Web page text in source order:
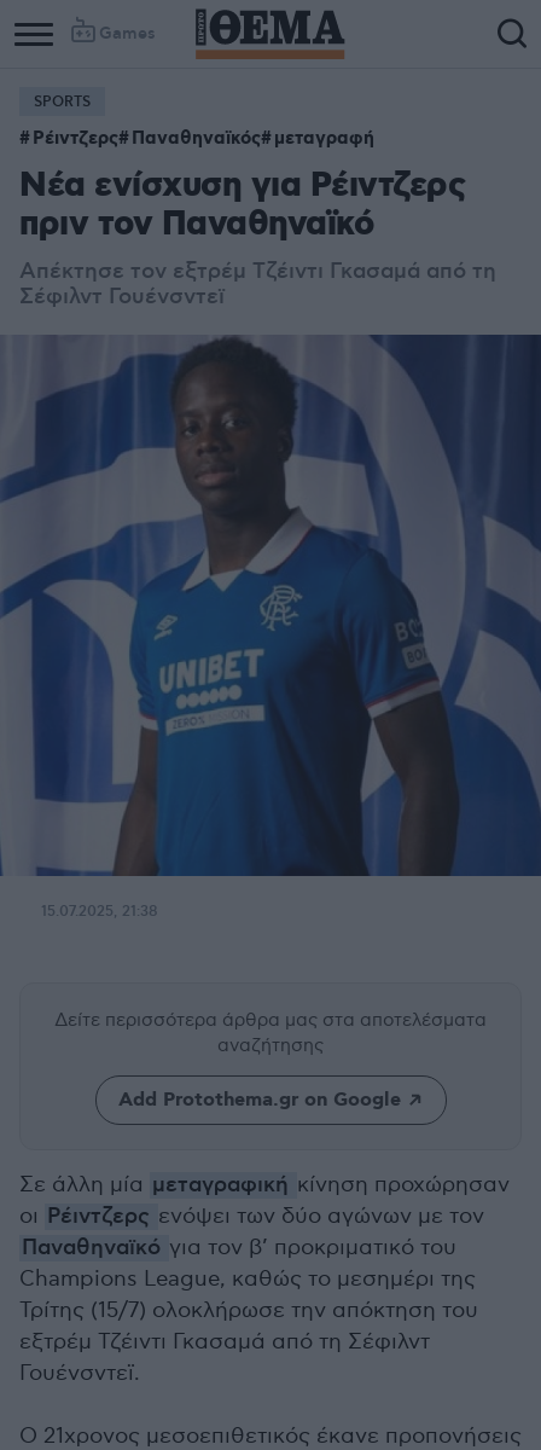
Games
SPORTS
Ρέιντζερς Παναθηναϊκός μεταγραφή
Νέα ενίσχυση για Ρέιντζερς
πριν τον Παναθηναϊκό
Απέκτησε τον εξτρέμ Τζέιντι Γκασαμά από τη
Σέφιλντ Γουένσντεϊ
15.07.2025, 21:38
Δείτε περισσότερα άρθρα μας στα αποτελέσματα
αναζήτησης
Add Protothema.gr on Google
Σε άλλη μία μεταγραφική κίνηση προχώρησαν
οι Ρέιντζερς ενόψει των δύο αγώνων με τον
Παναθηναϊκό για τον β’ προκριματικό του
Champions League, καθώς το μεσημέρι της
Τρίτης (15/7) ολοκλήρωσε την απόκτηση του
εξτρέμ Τζέιντι Γκασαμά από τη Σέφιλντ
Γουένσντεϊ.
Ο 21χρονος μεσοεπιθετικός έκανε προπονήσεις